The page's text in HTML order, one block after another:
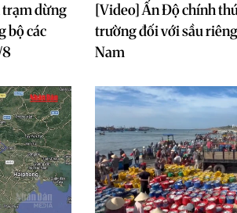
trạm dừng
bộ các
8
[Video] Ấn Độ chính
trường đối với sầu
Nam